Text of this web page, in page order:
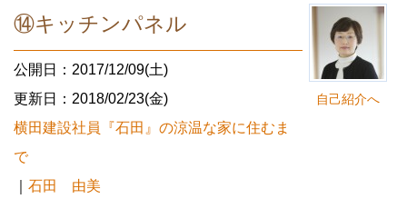
自己紹介へ
⑭キッチンパネル
公開日：2017/12/09(土)
更新日：2018/02/23(金)
横田建設社員『石田』の涼温な家に住むま
で
石田 由美